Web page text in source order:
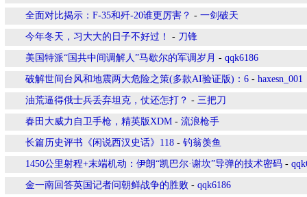
全面对比揭示：F-35和歼-20谁更厉害？ - 一剑破天
今年冬天，习大大的日子不好过！ - 刀锋
美国特派“国共中间调解人”马歇尔的军调岁月 - qqk6186
破解世间台风和地震两大危险之策(多款AI验证版)：6 - haxesn_001
油荒逼得俄士兵丢弃坦克，仗还怎打？ - 三把刀
春田大威力自卫手枪，精英版XDM - 流浪枪手
长篇历史评书《闲说西汉史话》118 - 钓翁羡鱼
1450公里射程+末端机动：伊朗“凯巴尔·谢坎”导弹的技术密码 -
金一南回答英国记者问朝鲜战争的胜败 - qqk6186